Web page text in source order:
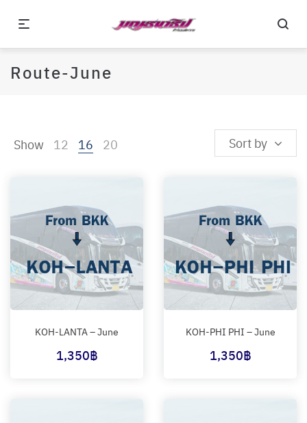
Route-June
Show 12 16 20 Sort by
KOH-LANTA – June
1,350฿
KOH-PHI PHI – June
1,350฿